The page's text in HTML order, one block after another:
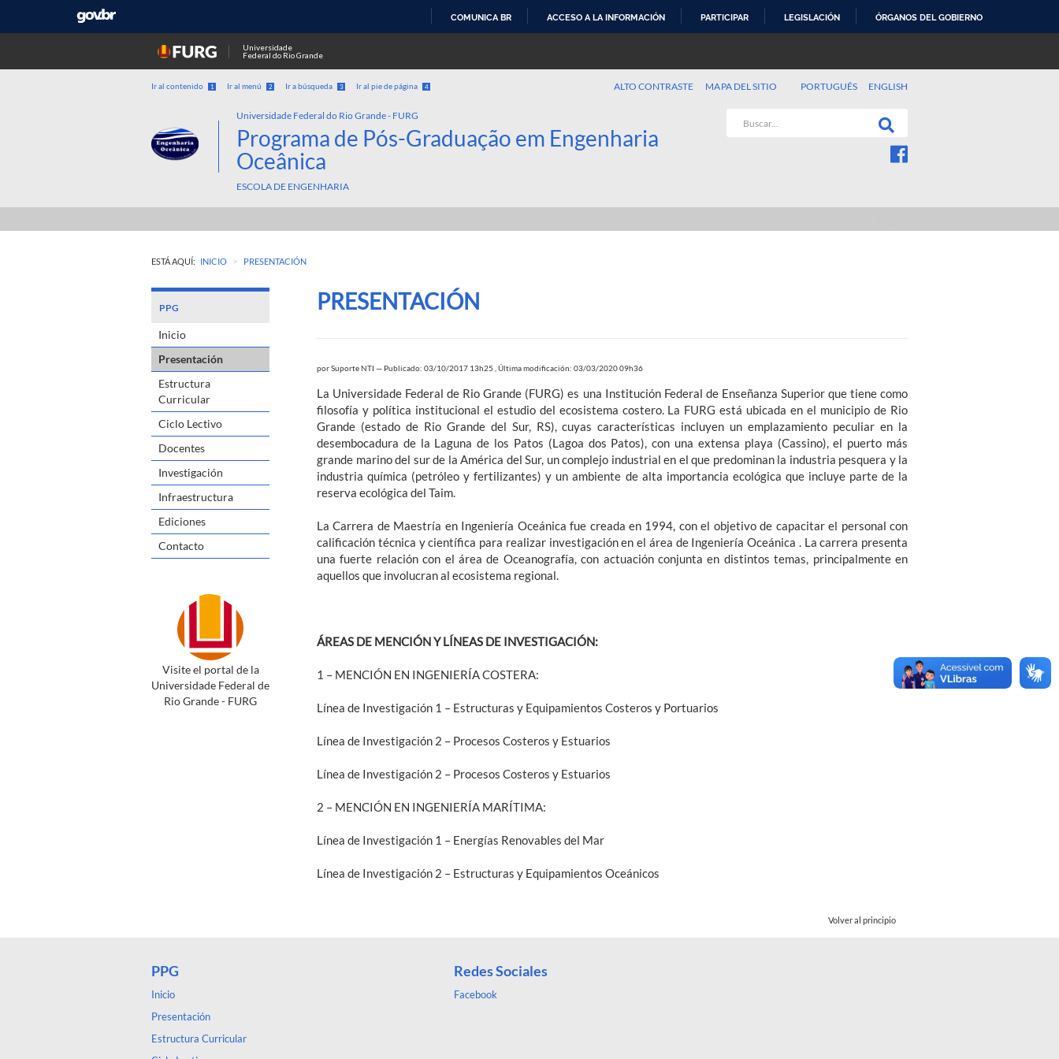
COMUNICA BR ACCESO A LA INFORMACIÓN PARTICIPAR LEGISLACIÓN ÓRGANOS DEL GOBIERNO
Universidade
Federal do Rio Grande
Ir al contenido 1 Ir al menú 2 Ir a búsqueda 3 Ir al pie de página 4 PORTUGUÊS ENGLISH
ALTO CONTRASTE MAPA DEL SITIO
Universidade Federal do Rio Grande - FURG
Programa de Pós-Graduação em Engenharia
Oceânica
ESCOLA DE ENGENHARIA
ESTÁ AQUÍ: INICIO > PRESENTACIÓN
PPG
Inicio
Presentación
Estructura
Curricular
Ciclo Lectivo
Docentes
Investigación
Infraestructura
Ediciones
Contacto
Visite el portal de la
Universidade Federal de
Rio Grande - FURG
PRESENTACIÓN
porSuporte NTI — Publicado: 03/10/2017 13h25 Última modificación: 03/03/2020 09h36
La Universidade Federal de Rio Grande (FURG) es una Institución Federal de Enseñanza Superior que tiene como
filosofía y política institucional el estudio del ecosistema costero. La FURG está ubicada en el municipio de Rio
Grande (estado de Rio Grande del Sur, RS), cuyas características incluyen un emplazamiento peculiar en la
desembocadura de la Laguna de los Patos (Lagoa dos Patos), con una extensa playa (Cassino), el puerto más
grande marino del sur de la América del Sur, un complejo industrial en el que predominan la industria pesquera y la
industria química (petróleo y fertilizantes) y un ambiente de alta importancia ecológica que incluye parte de la
reserva ecológica del Taim.
La Carrera de Maestría en Ingeniería Oceánica fue creada en 1994, con el objetivo de capacitar el personal con
calificación técnica y científica para realizar investigación en el área de Ingeniería Oceánica . La carrera presenta
una fuerte relación con el área de Oceanografía, con actuación conjunta en distintos temas, principalmente en
aquellos que involucran al ecosistema regional.
ÁREAS DE MENCIÓN Y LÍNEAS DE INVESTIGACIÓN:
1 – MENCIÓN EN INGENIERÍA COSTERA:
Línea de Investigación 1 – Estructuras y Equipamientos Costeros y Portuarios
Línea de Investigación 2 – Procesos Costeros y Estuarios
Línea de Investigación 2 – Procesos Costeros y Estuarios
2 – MENCIÓN EN INGENIERÍA MARÍTIMA:
Línea de Investigación 1 – Energías Renovables del Mar
Línea de Investigación 2 – Estructuras y Equipamientos Oceánicos
Volver al principio
PPG
Inicio
Presentación
Estructura Curricular
Redes Sociales
Facebook